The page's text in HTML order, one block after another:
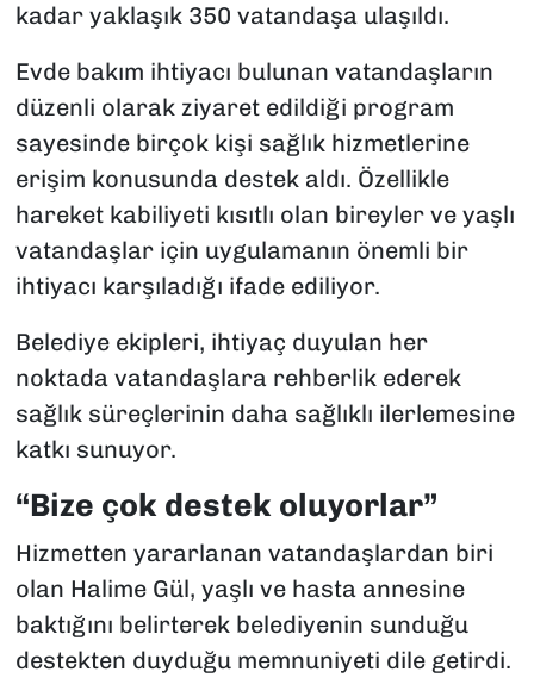
kadar yaklaşık 350 vatandaşa ulaşıldı.
Evde bakım ihtiyacı bulunan vatandaşların
düzenli olarak ziyaret edildiği program
sayesinde birçok kişi sağlık hizmetlerine
erişim konusunda destek aldı. Özellikle
hareket kabiliyeti kısıtlı olan bireyler ve yaşlı
vatandaşlar için uygulamanın önemli bir
ihtiyacı karşıladığı ifade ediliyor.
Belediye ekipleri, ihtiyaç duyulan her
noktada vatandaşlara rehberlik ederek
sağlık süreçlerinin daha sağlıklı ilerlemesine
katkı sunuyor.
“Bize çok destek oluyorlar”
Hizmetten yararlanan vatandaşlardan biri
olan Halime Gül, yaşlı ve hasta annesine
baktığını belirterek belediyenin sunduğu
destekten duyduğu memnuniyeti dile getirdi.